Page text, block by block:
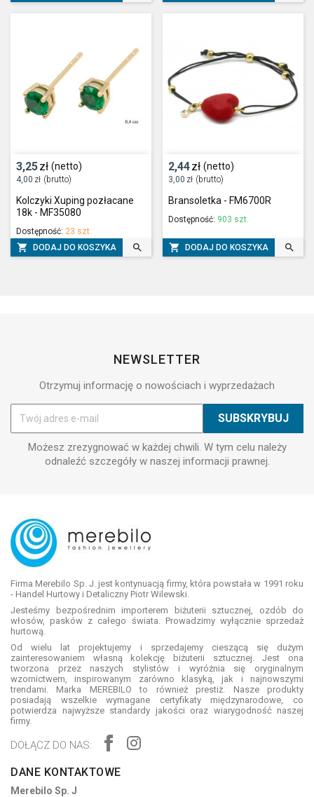
3,25zł (netto)
4,00 zł (brutto)
Kolczyki Xuping pozłacane
18k - MF35080
Dostępność: 23 szt.
 DODAJ DO KOSZYKA 
2,44zł (netto)
3,00 zł (brutto)
Bransoletka - FM6700R
Dostępność: 903 szt.
 DODAJ DO KOSZYKA 
NEWSLETTER
Otrzymuj informację o nowościach i wyprzedażach
Możesz zrezygnować w każdej chwili. W tym celu należy
odnaleźć szczegóły w naszej informacji prawnej.
Firma Merebilo Sp. J. jest kontynuacją firmy, która powstała w 1991 roku
- Handel Hurtowy i Detaliczny Piotr Wilewski.
Jesteśmy bezpośrednim importerem biżuterii sztucznej, ozdób do
włosów, pasków z całego świata. Prowadzimy wyłącznie sprzedaż
hurtową.
Od wielu lat projektujemy i sprzedajemy cieszącą się dużym
zainteresowaniem własną kolekcję biżuterii sztucznej. Jest ona
tworzona przez naszych stylistów i wyróżnia się oryginalnym
wzornictwem, inspirowanym zarówno klasyką, jak i najnowszymi
trendami. Marka MEREBILO to również prestiż. Nasze produkty
posiadają wszelkie wymagane certyfikaty międzynarodowe, co
potwierdza najwyższe standardy jakości oraz wiarygodność naszej
firmy.
DOŁĄCZ DO NAS:
DANE KONTAKTOWE
Merebilo Sp. J